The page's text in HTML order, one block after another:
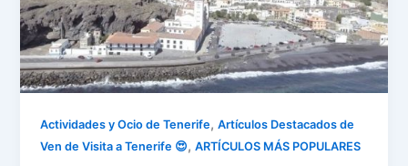
Actividades y Ocio de Tenerife,Artículos Destacados de
Ven de Visita a Tenerife 😍,ARTÍCULOS MÁS POPULARES